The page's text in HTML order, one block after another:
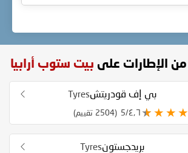
الإطارات على بيت ستوب أرابيا
بي إف قودريتشTyres
٤٫٦/5 (2504 تقييم)
بريدجستونTyres